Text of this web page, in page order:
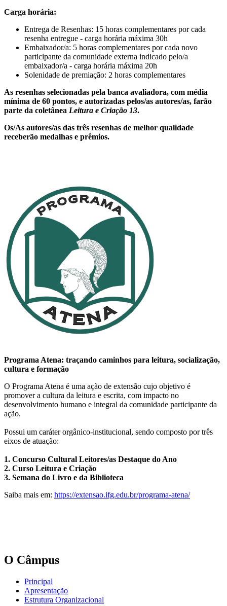
Carga horária:
Entrega de Resenhas: 15 horas complementares por cada
resenha entregue - carga horária máxima 30h
Embaixador/a: 5 horas complementares por cada novo
participante da comunidade externa indicado pelo/a
embaixador/a - carga horária máxima 20h
Solenidade de premiação: 2 horas complementares
As resenhas selecionadas pela banca avaliadora, com média
mínima de 60 pontos, e autorizadas pelos/as autores/as, farão
parte da coletânea Leitura e Criação 13.
Os/As autores/as das três resenhas de melhor qualidade
receberão medalhas e prêmios.
Programa Atena: traçando caminhos para leitura, socialização,
cultura e formação
O Programa Atena é uma ação de extensão cujo objetivo é
promover a cultura da leitura e escrita, com impacto no
desenvolvimento humano e integral da comunidade participante da
ação.
Possui um caráter orgânico-institucional, sendo composto por três
eixos de atuação:
1. Concurso Cultural Leitores/as Destaque do Ano
2. Curso Leitura e Criação
3. Semana do Livro e da Biblioteca
Saiba mais em: https://extensao.ifg.edu.br/programa-atena/
O Câmpus
Principal
Apresentação
Estrutura Organizacional